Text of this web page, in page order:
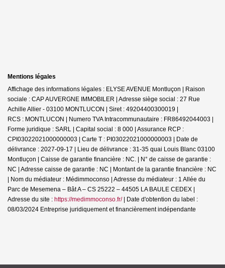
Mentions légales
Affichage des informations légales : ELYSE AVENUE Montluçon | Raison
sociale : CAP AUVERGNE IMMOBILER | Adresse siège social : 27 Rue
Achille Allier - 03100 MONTLUCON | Siret : 49204400300019 |
RCS : MONTLUCON | Numero TVA Intracommunautaire : FR86492044003 |
Forme juridique : SARL | Capital social : 8 000 | Assurance RCP :
CPI03022021000000003 | Carte T : PI03022021000000003 | Date de
délivrance : 2027-09-17 | Lieu de délivrance : 31-35 quai Louis Blanc 03100
Montluçon | Caisse de garantie financière : NC. | N° de caisse de garantie :
NC | Adresse caisse de garantie : NC | Montant de la garantie financière : NC
| Nom du médiateur : Médimmoconso | Adresse du médiateur : 1 Allée du
Parc de Mesemena – Bât A – CS 25222 – 44505 LA BAULE CEDEX |
Adresse du site : https://medimmoconso.fr/| Date d'obtention du label :
08/03/2024 Entreprise juridiquement et financièrement indépendante